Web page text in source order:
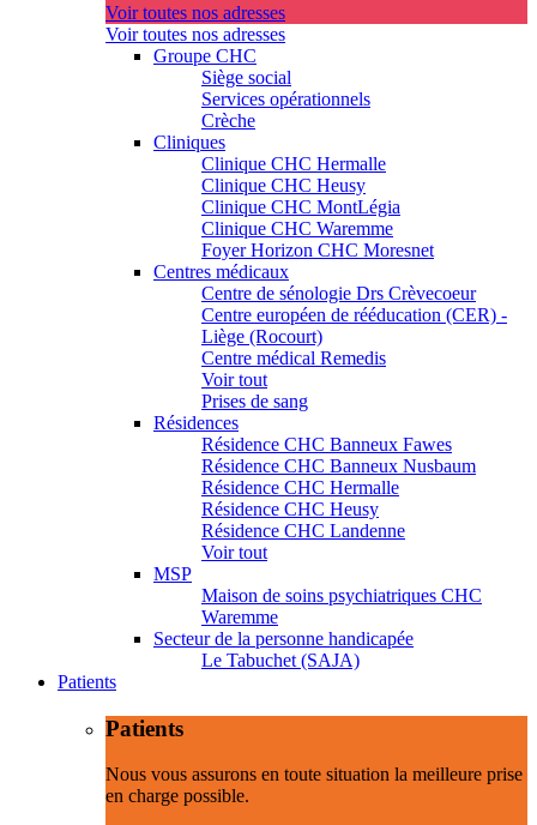
Voir toutes nos adresses
Voir toutes nos adresses
Groupe CHC
Siège social
Services opérationnels
Crèche
Cliniques
Clinique CHC Hermalle
Clinique CHC Heusy
Clinique CHC MontLégia
Clinique CHC Waremme
Foyer Horizon CHC Moresnet
Centres médicaux
Centre de sénologie Drs Crèvecoeur
Centre européen de rééducation (CER) -
Liège (Rocourt)
Centre médical Remedis
Voir tout
Prises de sang
Résidences
Résidence CHC Banneux Fawes
Résidence CHC Banneux Nusbaum
Résidence CHC Hermalle
Résidence CHC Heusy
Résidence CHC Landenne
Voir tout
MSP
Maison de soins psychiatriques CHC
Waremme
Secteur de la personne handicapée
Le Tabuchet (SAJA)
Patients
Patients
Nous vous assurons en toute situation la meilleure prise
en charge possible.